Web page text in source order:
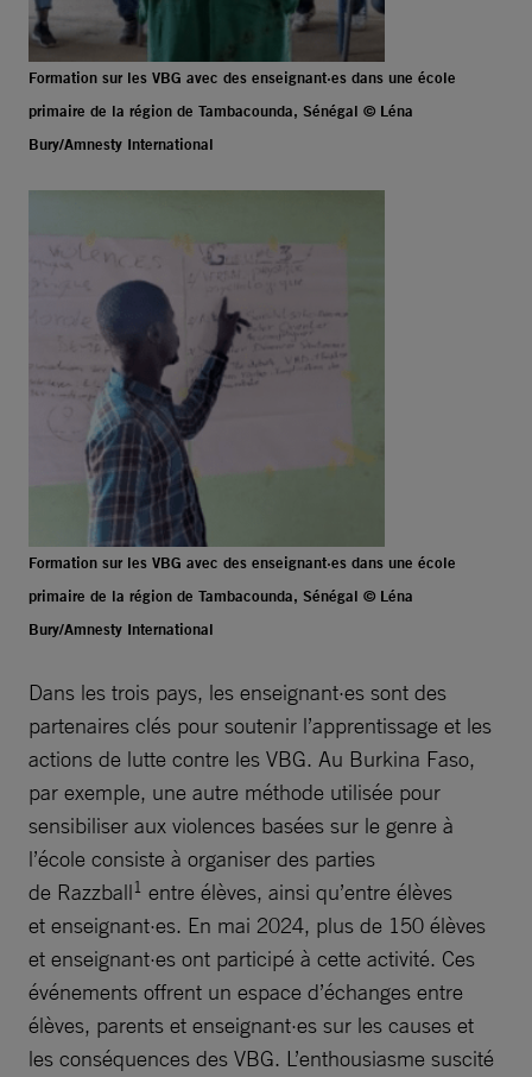
Formation sur les VBG avec des enseignant·es dans une école
primaire de la région de Tambacounda, Sénégal © Léna
Bury/Amnesty International
Formation sur les VBG avec des enseignant·es dans une école
primaire de la région de Tambacounda, Sénégal © Léna
Bury/Amnesty International
Dans les trois pays, les enseignant·es sont des
partenaires clés pour soutenir l’apprentissage et les
actions de lutte contre les VBG. Au Burkina Faso,
par exemple, une autre méthode utilisée pour
sensibiliser aux violences basées sur le genre à
l’école consiste à organiser des parties
de Razzball1 entre élèves, ainsi qu’entre élèves
et enseignant·es. En mai 2024, plus de 150 élèves
et enseignant·es ont participé à cette activité. Ces
événements offrent un espace d’échanges entre
élèves, parents et enseignant·es sur les causes et
les conséquences des VBG. L’enthousiasme suscité